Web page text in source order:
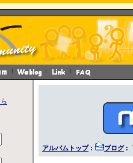
アルバムトップ: ブログ: